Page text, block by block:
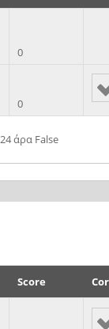
0
0
άρα False
Score